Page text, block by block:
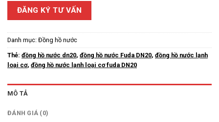
ĐĂNG KÝ TƯ VẤN
Danh mục: Đồng hồ nước
Thẻ: đồng hồ nước dn20, đồng hồ nước Fuda DN20, đồng hồ nước lạnh
loại cơ, đồng hồ nước lạnh loại cơ fuda DN20
MÔ TẢ
ĐÁNH GIÁ (0)